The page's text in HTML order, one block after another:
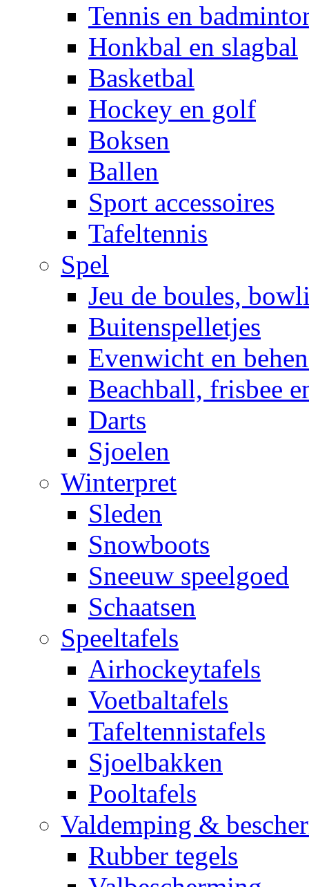
Tennis en
Honkbal en slagbal
Basketbal
Hockey en golf
Boksen
Ballen
Sport accessoires
Tafeltennis
Spel
Jeu de boules,
Buitenspelletjes
Evenwicht en
Beachball, frisbee
Darts
Sjoelen
Winterpret
Sleden
Snowboots
Sneeuw speelgoed
Schaatsen
Speeltafels
Airhockeytafels
Voetbaltafels
Tafeltennistafels
Sjoelbakken
Pooltafels
Valdemping &
Rubber tegels